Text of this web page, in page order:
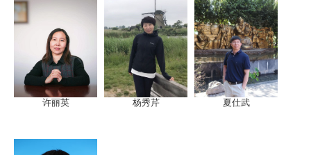
许丽英 杨秀芹 夏仕武